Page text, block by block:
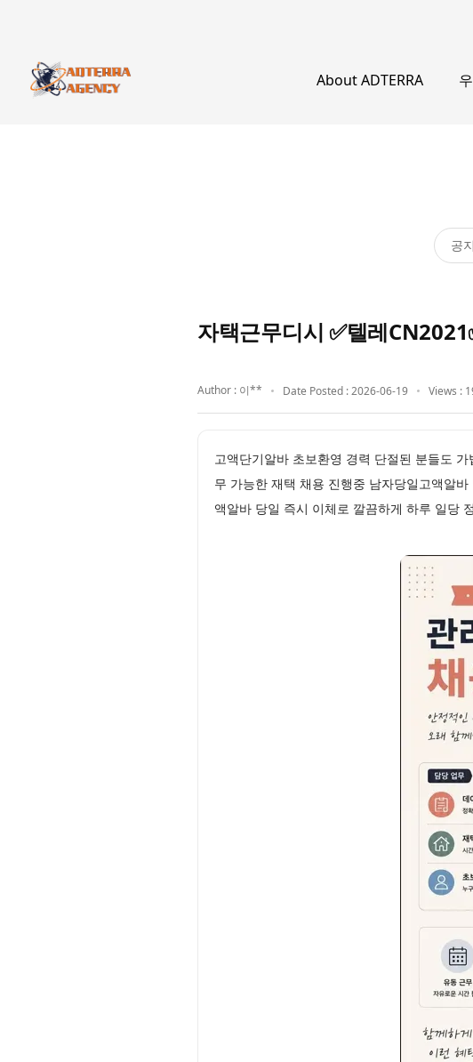
About ADTERRA
공
자택근무디시 ✅텔레
Author : 이** Date Posted : 2026-06-19 Views :
고액단기알바 초보환영 경력 단절된 분들도
무 가능한 재택 채용 진행중 남자당일고액알
액알바 당일 즉시 이체로 깔끔하게 하루 일당